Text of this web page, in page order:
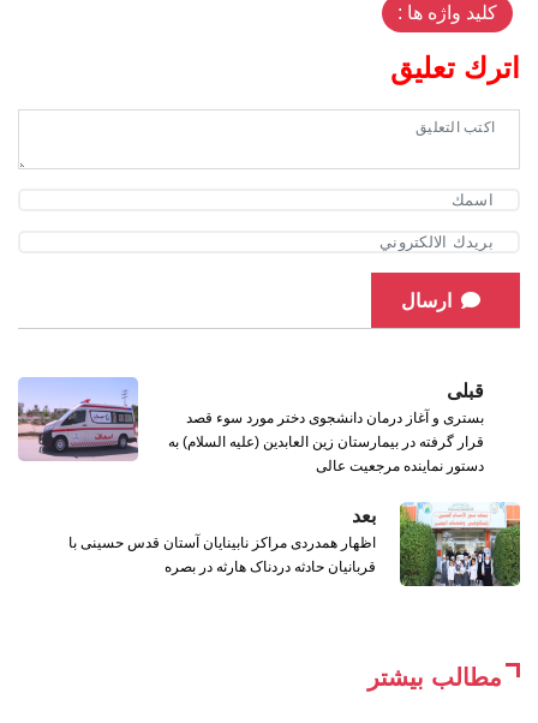
کلید واژه ها :
اترك تعليق
ارسال
قبلی
بستری و آغاز درمان دانشجوی دختر مورد سوء قصد
قرار گرفته در بیمارستان زین العابدین (علیه السلام) به
دستور نماینده مرجعیت عالی
بعد
اظهار همدردی مراکز نابینایان آستان قدس حسینی با
قربانیان حادثه دردناک هارثه در بصره
مطالب بیشتر